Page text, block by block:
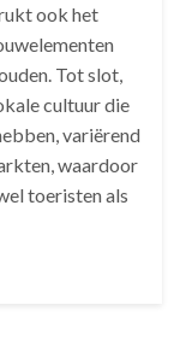
ook het
Tot slot,
cultuur die
variërend
waardoor
toeristen als